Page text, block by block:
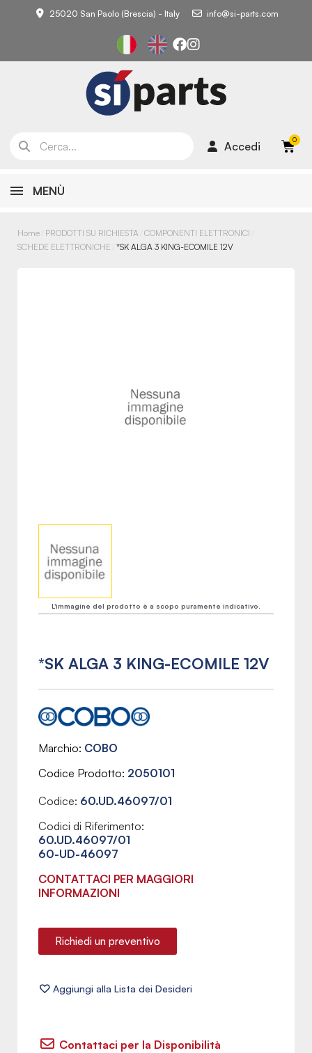
25020 San Paolo (Brescia) - Italy info@si-parts.com
Accedi
MENÙ
Home PRODOTTI SU RICHIESTA COMPONENTI ELETTRONICI
SCHEDE ELETTRONICHE *SK ALGA 3 KING-ECOMILE 12V
L'immagine del prodotto è a scopo puramente indicativo.
*SK ALGA 3 KING-ECOMILE 12V
Marchio COBO
Codice Prodotto 2050101
Codice: 60.UD.46097/01
Codici di Riferimento:
60.UD.46097/01
60-UD-46097
CONTATTACI PER MAGGIORI
INFORMAZIONI
Richiedi un preventivo
Contattaci per la Disponibilità